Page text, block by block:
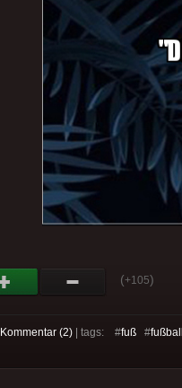
(+105)
Kommentar (2) | tags: #fuß #fußball